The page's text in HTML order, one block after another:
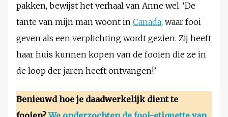
pakken, bewijst het verhaal van Anne wel. ‘De
tante van mijn man woont in Canada, waar fooi
geven als een verplichting wordt gezien. Zij heeft
haar huis kunnen kopen van de fooien die ze in
de loop der jaren heeft ontvangen!’
Benieuwd hoe je daadwerkelijk dient te